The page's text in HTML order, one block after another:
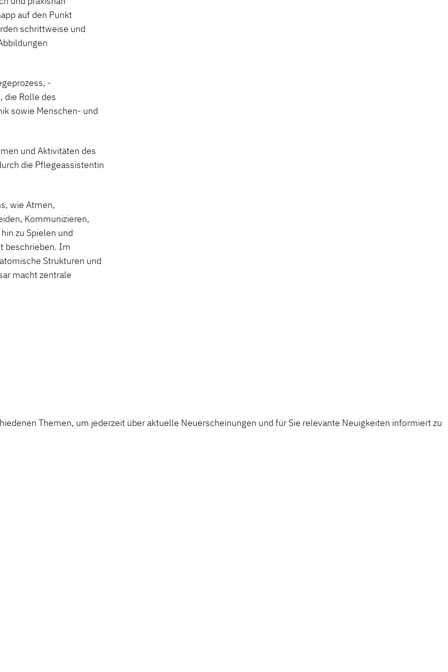
auf den Punkt
schrittweise und
-
die Rolle des
sowie Menschen- und
und Aktivitäten des
die Pflegeassistentin
wie Atmen,
Kommunizieren,
zu Spielen und
beschrieben. Im
Strukturen und
macht zentrale
Themen, um jederzeit über aktuelle Neuerscheinungen und für Sie relevante Neuigkeiten informiert zu